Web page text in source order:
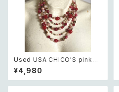
Used USA CHICO'S pink×
white beads necklace レト
ロ アメリカ ユーズド アクセサリ
ー チコス ピンク×ホワイト ビー
¥4,980